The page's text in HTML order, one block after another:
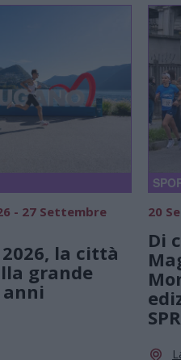
- 27 Settembre
la città
grande
20
Di